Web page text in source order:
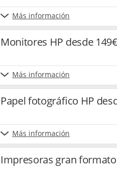
Más información
Monitores HP desde 149€
Más información
Papel fotográfico HP
Más información
Impresoras gran